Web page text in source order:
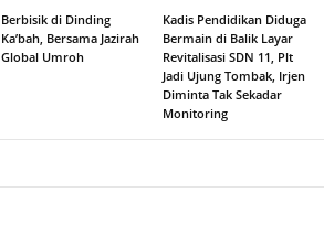
Berbisik di Dinding
Ka’bah, Bersama Jazirah
Global Umroh
Kadis Pendidikan Diduga
Bermain di Balik Layar
Revitalisasi SDN 11, Plt
Jadi Ujung Tombak, Irjen
Diminta Tak Sekadar
Monitoring